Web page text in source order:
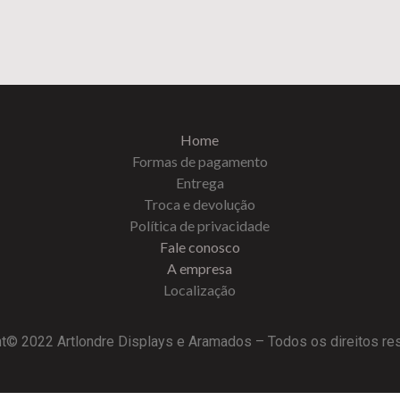
Home
Formas de pagamento
Entrega
Troca e devolução
Política de privacidade
Fale conosco
A empresa
Localização
2022 Artlondre Displays e Aramados – Todos os direitos